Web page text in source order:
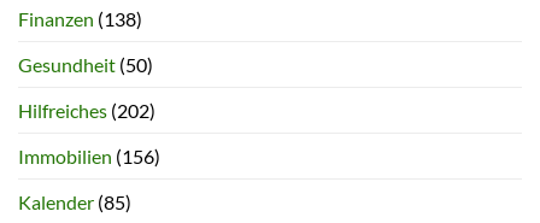
Finanzen (138)
Gesundheit (50)
Hilfreiches (202)
Immobilien (156)
Kalender (85)